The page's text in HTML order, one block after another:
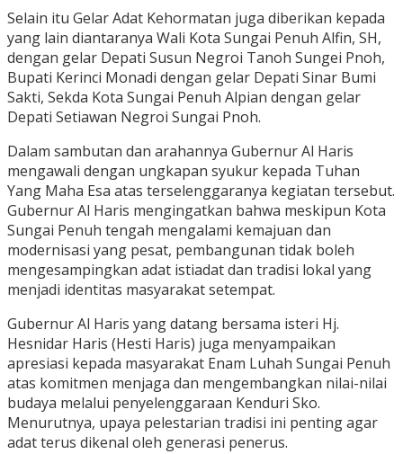
Selain itu Gelar Adat Kehormatan juga diberikan kepada
yang lain diantaranya Wali Kota Sungai Penuh Alfin, SH,
dengan gelar Depati Susun Negroi Tanoh Sungei Pnoh,
Bupati Kerinci Monadi dengan gelar Depati Sinar Bumi
Sakti, Sekda Kota Sungai Penuh Alpian dengan gelar
Depati Setiawan Negroi Sungai Pnoh.
Dalam sambutan dan arahannya Gubernur Al Haris
mengawali dengan ungkapan syukur kepada Tuhan
Yang Maha Esa atas terselenggaranya kegiatan tersebut.
Gubernur Al Haris mengingatkan bahwa meskipun Kota
Sungai Penuh tengah mengalami kemajuan dan
modernisasi yang pesat, pembangunan tidak boleh
mengesampingkan adat istiadat dan tradisi lokal yang
menjadi identitas masyarakat setempat.
Gubernur Al Haris yang datang bersama isteri Hj.
Hesnidar Haris (Hesti Haris) juga menyampaikan
apresiasi kepada masyarakat Enam Luhah Sungai Penuh
atas komitmen menjaga dan mengembangkan nilai-nilai
budaya melalui penyelenggaraan Kenduri Sko.
Menurutnya, upaya pelestarian tradisi ini penting agar
adat terus dikenal oleh generasi penerus.